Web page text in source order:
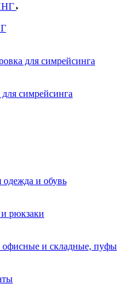
для симрейсинга
симрейсинга
одежда и обувь
рюкзаки
офисные и складные, пуфы